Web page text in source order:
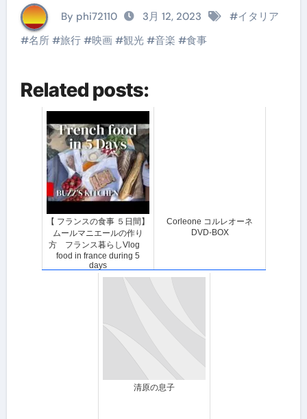
By phi72110 3月 12, 2023 #イタリア
#名所#旅行#映画#観光#音楽 #食事
Related posts:
【 フランスの食事 ５日間】
ムールマニエールの作り
方 フランス暮らしVlog
food in france during 5
days
Corleone コルレオーネ
DVD-BOX
清原の息子